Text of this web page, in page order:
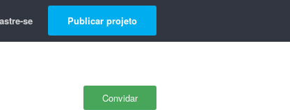
se Publicar projeto
Convidar